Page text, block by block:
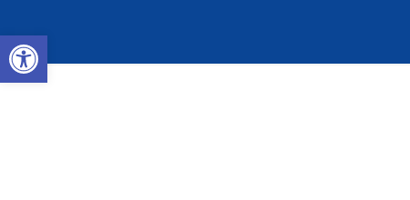
Abrir a barra de ferramentas